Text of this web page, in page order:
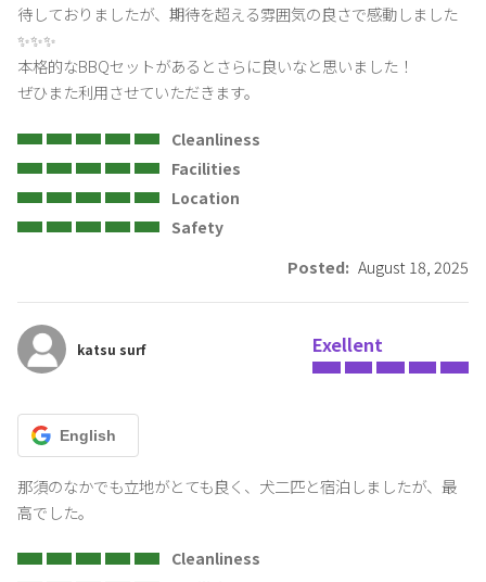
待しておりましたが、期待を超える雰囲気の良さで感動しました
✨✨✨
本格的なBBQセットがあるとさらに良いなと思いました！
ぜひまた利用させていただきます。
Cleanliness
Facilities
Location
Safety
Posted: August 18, 2025
katsu surf Exellent
English
那須のなかでも立地がとても良く、犬二匹と宿泊しましたが、最
高でした。
Cleanliness